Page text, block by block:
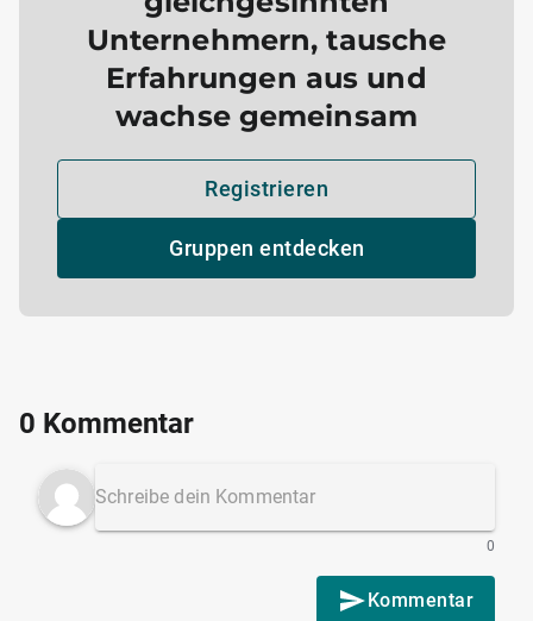
Unternehmern, tausche
Erfahrungen aus und
wachse gemeinsam
Registrieren
Gruppen entdecken
0 Kommentar
0
Kommentar